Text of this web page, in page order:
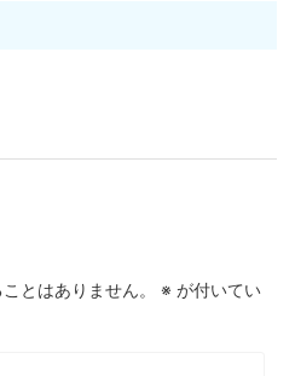
とはありません。 ※ が付いてい